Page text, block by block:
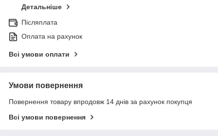
Детальніше
Післяплата
Оплата на рахунок
Всі умови оплати
Умови повернення
Повернення товару впродовж 14 днів за рахунок покупця
Всі умови повернення